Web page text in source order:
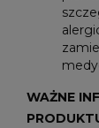
WAŻNE